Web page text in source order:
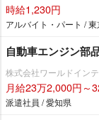
時給1,230円
アルバイト・パート /
自動車エンジン部
株式会社ワールドイン
月給23万2,000円～
派遣社員 / 愛知県